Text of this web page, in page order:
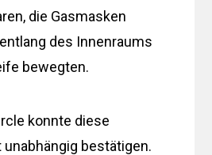
die Gasmasken
des Innenraums
bewegten.
konnte diese
bestätigen.